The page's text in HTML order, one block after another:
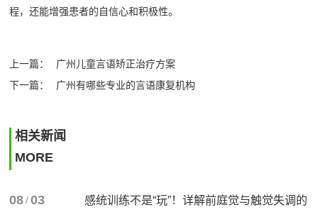
程，还能增强患者的自信心和积极性。‍
上一篇：
广州儿童言语矫正治疗方案
下一篇：
广州有哪些专业的言语康复机构
相关新闻
MORE
08 / 03
感统训练不是“玩”！详解前庭觉与触觉失调的